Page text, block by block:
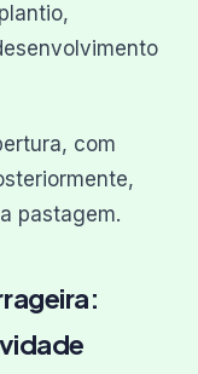
com
pastagem.